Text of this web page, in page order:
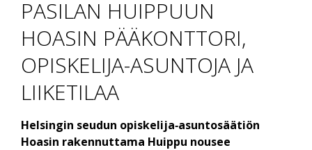
PASILAN HUIPPUUN
HOASIN PÄÄKONTTORI,
OPISKELIJA-ASUNTOJA JA
LIIKETILAA
Helsingin seudun opiskelija‑asunto­säätiön
Hoasin rakennuttama Huippu nousee